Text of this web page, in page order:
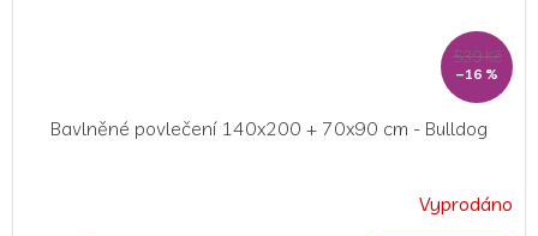
539 Kč
–16 %
Bavlněné povlečení 140x200 + 70x90 cm - Bulldog
Vyprodáno